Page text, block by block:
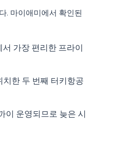
. 마이애미에서 확인된
가장 편리한 프라이
한 두 번째 터키항공
이 운영되므로 늦은 시